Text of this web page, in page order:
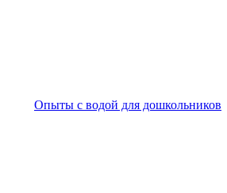
Опыты с водой для дошкольников